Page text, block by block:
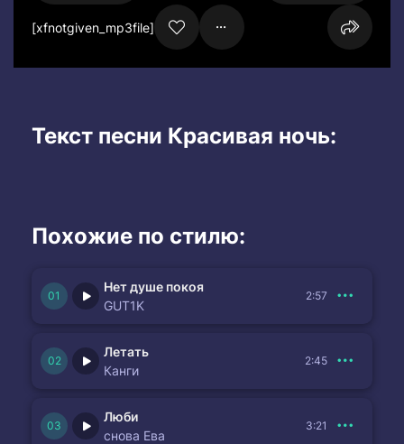
[xfnotgiven_mp3file]
Текст песни Красивая ночь:
Похожие по стилю:
Нет душе покоя
GUT1K
2:57
Летать
Канги
2:45
Люби
снова Ева
3:21